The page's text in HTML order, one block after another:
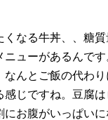
くなる牛丼、、糖
ニューがあるんで
なんとご飯の代わ
感じですね。豆腐
お腹がいっぱい